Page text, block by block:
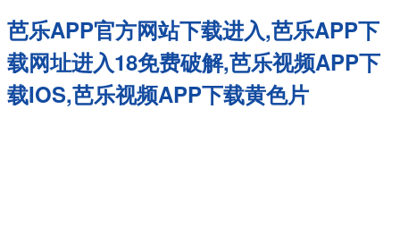
芭乐APP官方网站下载进入,芭乐APP下
载网址进入18免费破解,芭乐视频APP下
载IOS,芭乐视频APP下载黄色片